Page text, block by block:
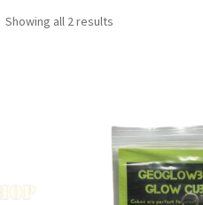
Showing all 2 results